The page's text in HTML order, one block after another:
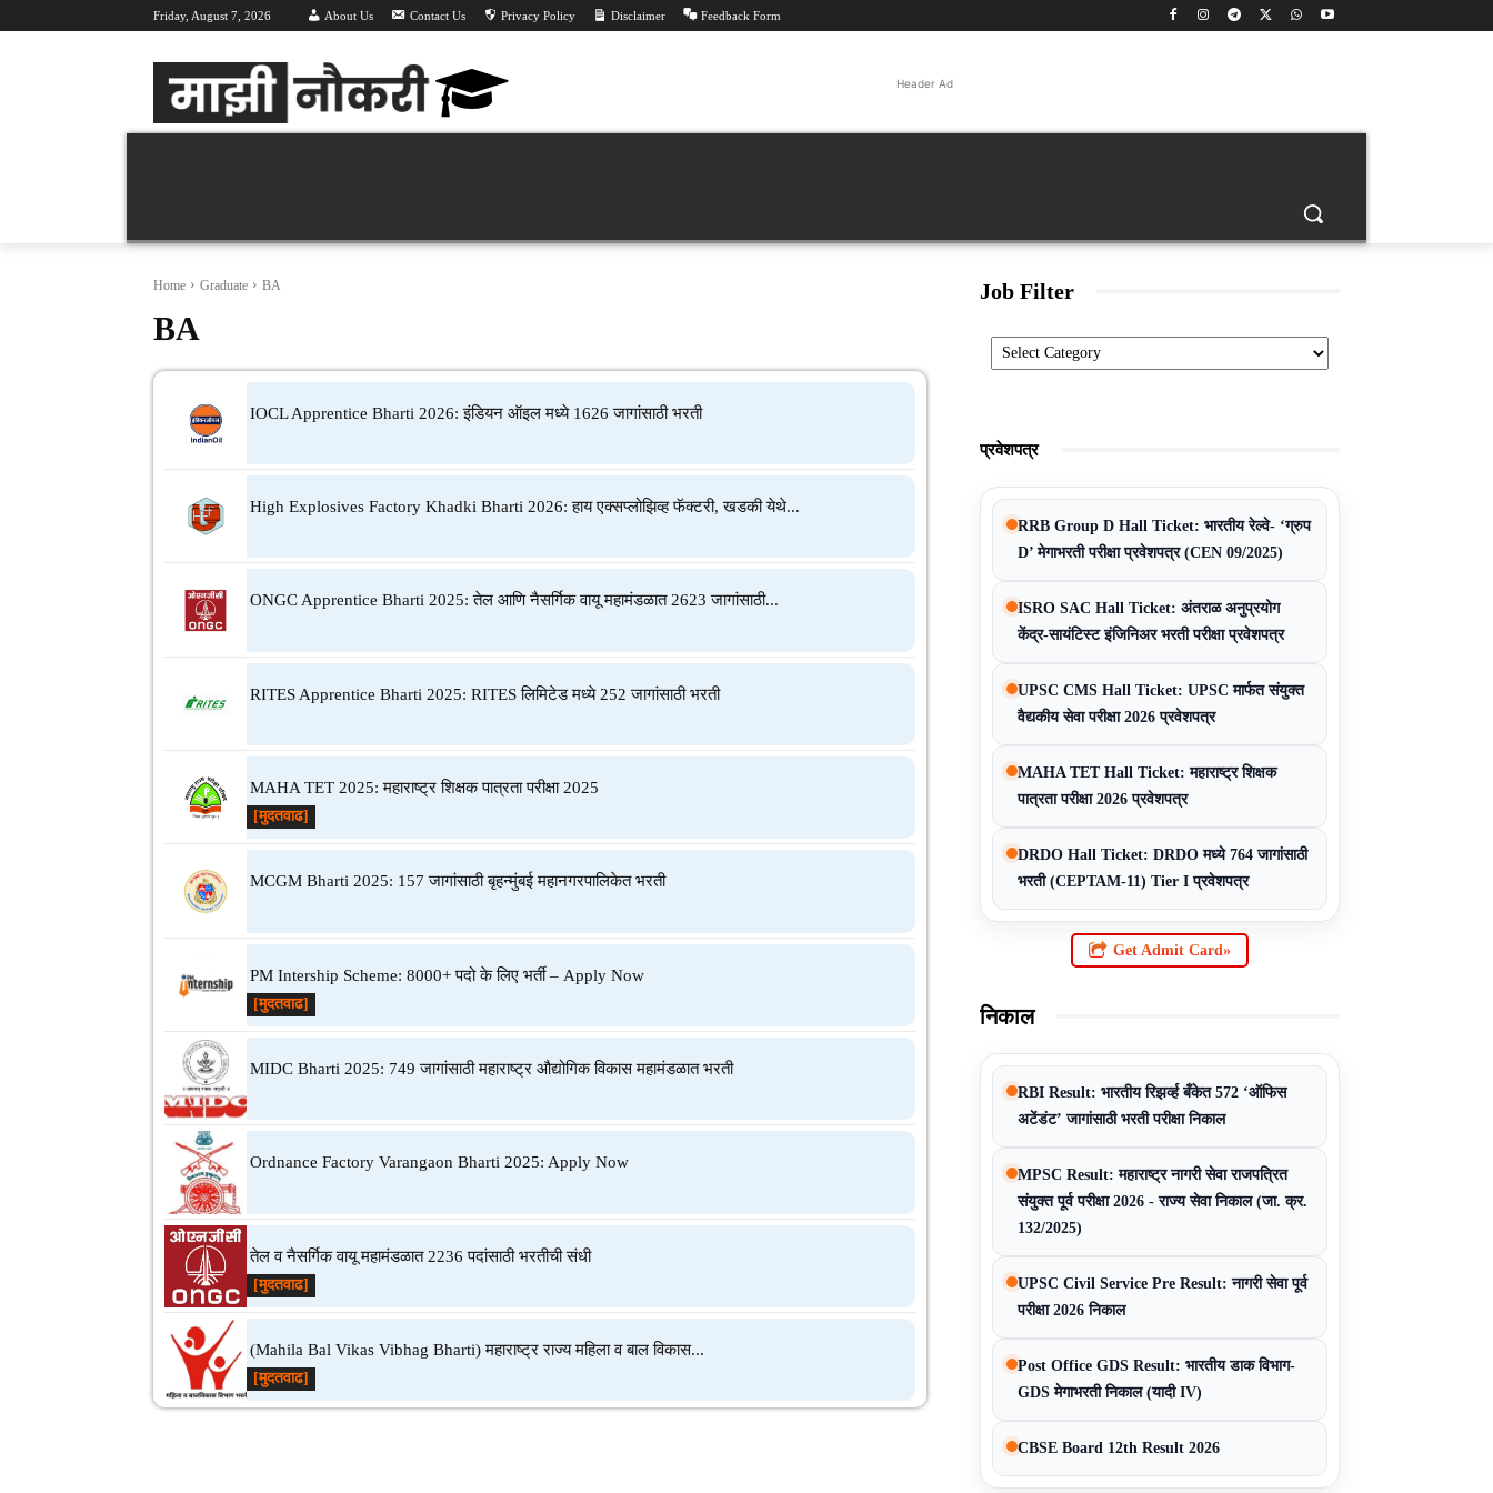
Friday, August 7, 2026 About Us Contact Us Privacy Policy Disclaimer Feedback Form
Header Ad
Home Graduate BA
BA
IOCL Apprentice Bharti 2026: इंडियन ऑइल मध्ये 1626 जागांसाठी भरती
High Explosives Factory Khadki Bharti 2026: हाय एक्सप्लोझिव्ह फॅक्टरी, खडकी येथे...
ONGC Apprentice Bharti 2025: तेल आणि नैसर्गिक वायू महामंडळात 2623 जागांसाठी...
RITES Apprentice Bharti 2025: RITES लिमिटेड मध्ये 252 जागांसाठी भरती
MAHA TET 2025: महाराष्ट्र शिक्षक पात्रता परीक्षा 2025
[मुदतवाढ]
MCGM Bharti 2025: 157 जागांसाठी बृहन्मुंबई महानगरपालिकेत भरती
PM Intership Scheme: 8000+ पदो के लिए भर्ती – Apply Now
[मुदतवाढ]
MIDC Bharti 2025: 749 जागांसाठी महाराष्ट्र औद्योगिक विकास महामंडळात भरती
Ordnance Factory Varangaon Bharti 2025: Apply Now
तेल व नैसर्गिक वायू महामंडळात 2236 पदांसाठी भरतीची संधी
[मुदतवाढ]
(Mahila Bal Vikas Vibhag Bharti) महाराष्ट्र राज्य महिला व बाल विकास...
[मुदतवाढ]
Job Filter
Categories
प्रवेशपत्र
RRB Group D Hall Ticket: भारतीय रेल्वे- ‘ग्रुप
D’ मेगाभरती परीक्षा प्रवेशपत्र (CEN 09/2025)
ISRO SAC Hall Ticket: अंतराळ अनुप्रयोग
केंद्र-सायंटिस्ट इंजिनिअर भरती परीक्षा प्रवेशपत्र
UPSC CMS Hall Ticket: UPSC मार्फत संयुक्त
वैद्यकीय सेवा परीक्षा 2026 प्रवेशपत्र
MAHA TET Hall Ticket: महाराष्ट्र शिक्षक
पात्रता परीक्षा 2026 प्रवेशपत्र
DRDO Hall Ticket: DRDO मध्ये 764 जागांसाठी
भरती (CEPTAM-11) Tier I प्रवेशपत्र
Get Admit Card»
निकाल
RBI Result: भारतीय रिझर्व्ह बँकेत 572 ‘ऑफिस
अटेंडंट’ जागांसाठी भरती परीक्षा निकाल
MPSC Result: महाराष्ट्र नागरी सेवा राजपत्रित
संयुक्त पूर्व परीक्षा 2026 - राज्य सेवा निकाल (जा. क्र.
132/2025)
UPSC Civil Service Pre Result: नागरी सेवा पूर्व
परीक्षा 2026 निकाल
Post Office GDS Result: भारतीय डाक विभाग-
GDS मेगाभरती निकाल (यादी IV)
CBSE Board 12th Result 2026